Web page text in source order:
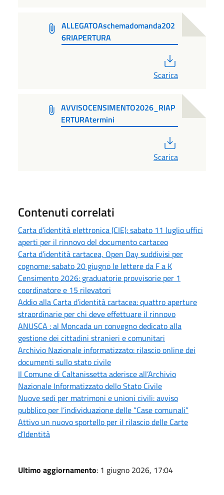
ALLEGATOAschemadomanda202
6RIAPERTURA
Scarica
AVVISOCENSIMENTO2026_RIAP
ERTURAtermini
Scarica
Contenuti correlati
Carta d’identità elettronica (CIE): sabato 11 luglio uffici
aperti per il rinnovo del documento cartaceo
Carta d’identità cartacea, Open Day suddivisi per
cognome: sabato 20 giugno le lettere da F a K
Censimento 2026: graduatorie provvisorie per 1
coordinatore e 15 rilevatori
Addio alla Carta d’identità cartacea: quattro aperture
straordinarie per chi deve effettuare il rinnovo
ANUSCA : al Moncada un convegno dedicato alla
gestione dei cittadini stranieri e comunitari
Archivio Nazionale informatizzato: rilascio online dei
documenti sullo stato civile
Il Comune di Caltanissetta aderisce all’Archivio
Nazionale Informatizzato dello Stato Civile
Nuove sedi per matrimoni e unioni civili: avviso
pubblico per l’individuazione delle “Case comunali”
Attivo un nuovo sportello per il rilascio delle Carte
d’Identità
Ultimo aggiornamento: 1 giugno 2026, 17:04